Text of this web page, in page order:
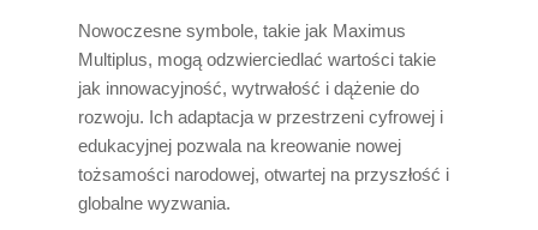
Nowoczesne symbole, takie jak Maximus
Multiplus, mogą odzwierciedlać wartości takie
jak innowacyjność, wytrwałość i dążenie do
rozwoju. Ich adaptacja w przestrzeni cyfrowej i
edukacyjnej pozwala na kreowanie nowej
tożsamości narodowej, otwartej na przyszłość i
globalne wyzwania.